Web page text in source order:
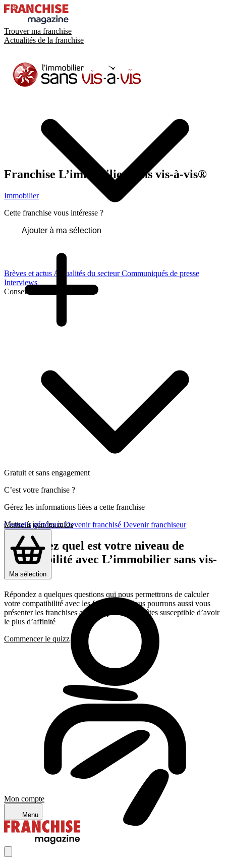
Trouver ma franchise
Actualités de la franchise
Brèves et actus Actualités du secteurCommuniqués de presse
Interviews
Conseils et Guides
Conseils générauxDevenir franchisé Devenir franchiseur
Ma sélection
Mon compte
Menu
Franchise L’immobilier sans vis-à-vis®
Immobilier
Cette franchise vous intéresse ?
Ajouter à ma sélection
Gratuit et sans engagement
C’est votre franchise ?
Gérez les informations liées a cette franchise
Mettre à jour les infos
Découvrez quel est votre niveau de
compatibilité avec L’immobilier sans vis-
à-vis®
Répondez a quelques questions qui nous permettrons de calculer
votre compatibilité avec les franchises, Nous pourrons aussi vous
présenter les franchises avec lesquelles vous êtes susceptible d’avoir
le plus d’affinité
Commencer le quizz